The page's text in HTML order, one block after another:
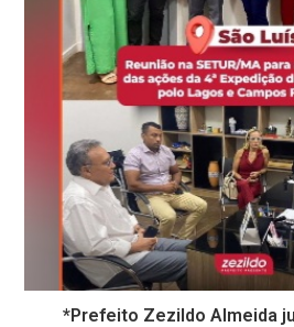
*Prefeito Zezildo Almeida